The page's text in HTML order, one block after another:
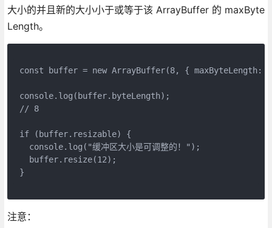
大小的并且新的大小小于或等于该 ArrayBuffer 的 maxByte
Length。
const buffer = new ArrayBuffer(8, { maxByteLength:
console.log(buffer.byteLength);
// 8
if (buffer.resizable) {
  console.log("缓冲区大小是可调整的！");
  buffer.resize(12);
}
注意：